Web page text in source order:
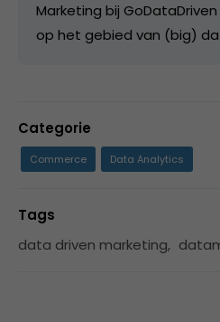
Marketing bij
op het gebied van (big)
Categorie
Commerce Data Analytics
Tags
data driven marketing,